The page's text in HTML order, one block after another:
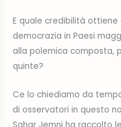
E quale credibilità
democrazia in Paesi
alla polemica composta,
quinte?
Ce lo chiediamo da
di osservatori in questo